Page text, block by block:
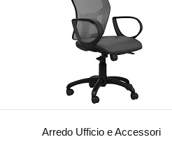
Arredo Ufficio e Accessori